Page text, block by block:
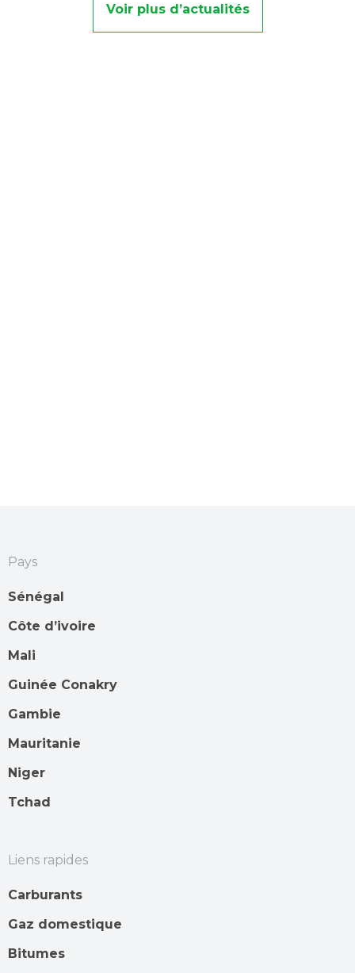
Voir plus d’actualités
Pays
Sénégal
Côte d’ivoire
Mali
Guinée Conakry
Gambie
Mauritanie
Niger
Tchad
Liens rapides
Carburants
Gaz domestique
Bitumes